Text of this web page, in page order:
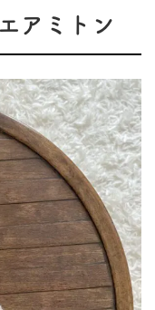
アミトン